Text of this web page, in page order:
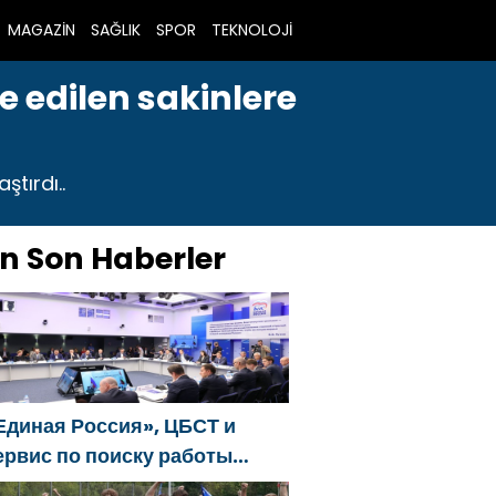
MAGAZİN SAĞLIK SPOR TEKNOLOJİ
edilen sakinlere
Son Haberler
Россия», ЦБСТ и
по поиску работы
создадут первую в